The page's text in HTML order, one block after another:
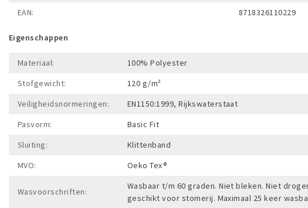
EAN:
8718326110229
Eigenschappen
Materiaal:
100% Polyester
Stofgewicht:
120 g/m²
Veiligheidsnormeringen:
EN1150:1999, Rijkswaterstaat
Pasvorm:
Basic Fit
Sluiting:
Klittenband
MVO:
Oeko Tex®
Wasvoorschriften:
Wasbaar t/m 60 graden. Niet bleken. Niet
geschikt voor stomerij. Maximaal 25 keer